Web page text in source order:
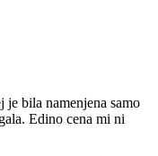
je bila namenjena samo
Edino cena mi ni